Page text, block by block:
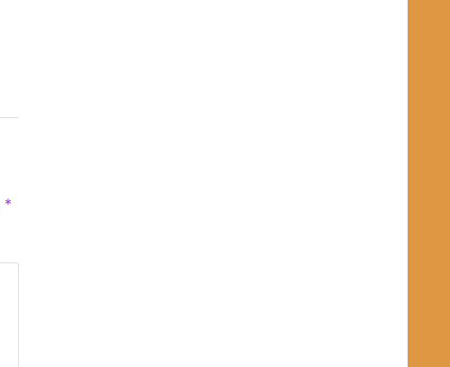
*